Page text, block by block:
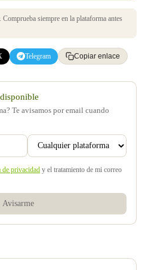
siempre en la plataforma antes
Telegram Copiar enlace
Te avisamos por email cuando
de privacidad y el tratamiento de mi correo
Avisarme